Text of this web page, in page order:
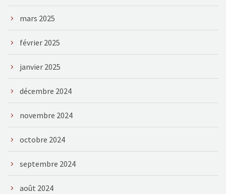
mars 2025
février 2025
janvier 2025
décembre 2024
novembre 2024
octobre 2024
septembre 2024
août 2024